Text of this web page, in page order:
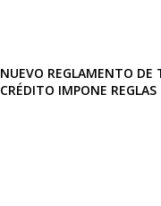
NUEVO REGLAMENTO DE
CRÉDITO IMPONE REGLAS